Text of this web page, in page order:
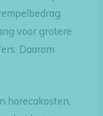
voor grotere
Daarom
horecakosten,